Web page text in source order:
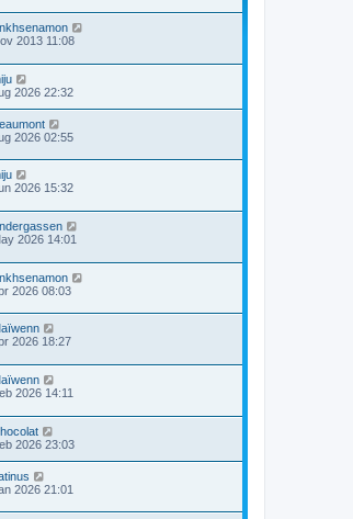
2013 11:08
2026 22:32
2026 02:55
2026 15:32
2026 14:01
2026 08:03
2026 18:27
2026 14:11
2026 23:03
2026 21:01